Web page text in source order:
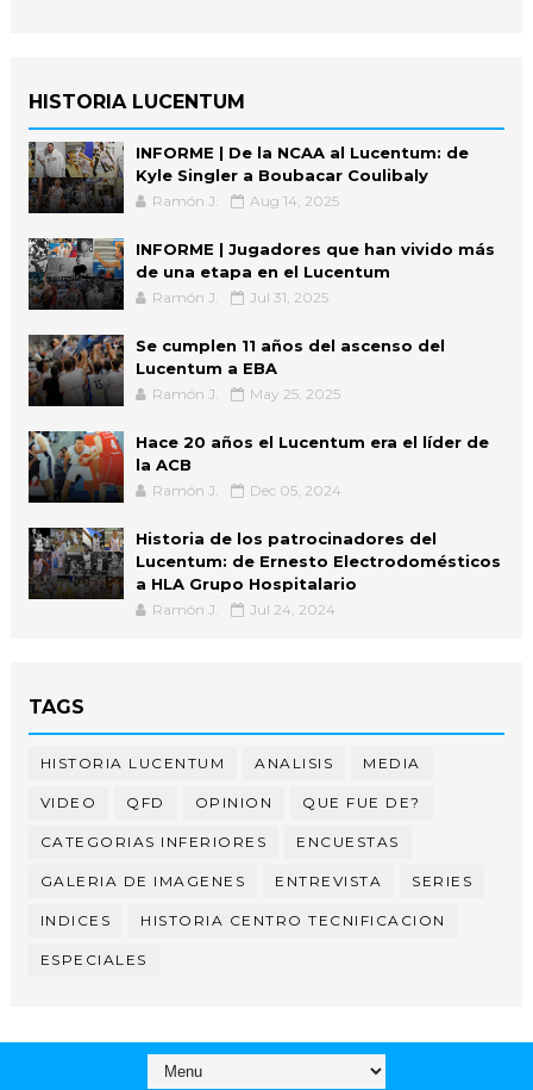
HISTORIA LUCENTUM
INFORME | De la NCAA al Lucentum: de
Kyle Singler a Boubacar Coulibaly
Ramón J. Aug 14, 2025
INFORME | Jugadores que han vivido más
de una etapa en el Lucentum
Ramón J. Jul 31, 2025
Se cumplen 11 años del ascenso del
Lucentum a EBA
Ramón J. May 25, 2025
Hace 20 años el Lucentum era el líder de
la ACB
Ramón J. Dec 05, 2024
Historia de los patrocinadores del
Lucentum: de Ernesto Electrodomésticos
a HLA Grupo Hospitalario
Ramón J. Jul 24, 2024
TAGS
HISTORIA LUCENTUM ANALISIS MEDIA
VIDEO QFD OPINION QUE FUE DE?
CATEGORIAS INFERIORES ENCUESTAS
GALERIA DE IMAGENES ENTREVISTA SERIES
INDICES HISTORIA CENTRO TECNIFICACION
ESPECIALES